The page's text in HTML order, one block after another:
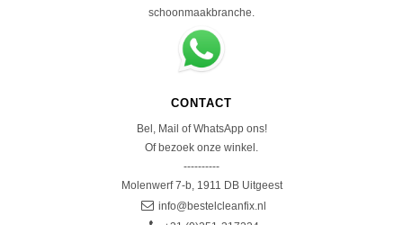
schoonmaakbranche.
CONTACT
Bel, Mail of WhatsApp ons!
Of bezoek onze winkel.
----------
Molenwerf 7-b, 1911 DB Uitgeest
info@bestelcleanfix.nl